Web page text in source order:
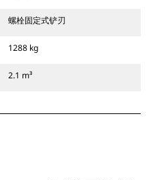
螺栓固定式铲刃
1288 kg
2.1 m³